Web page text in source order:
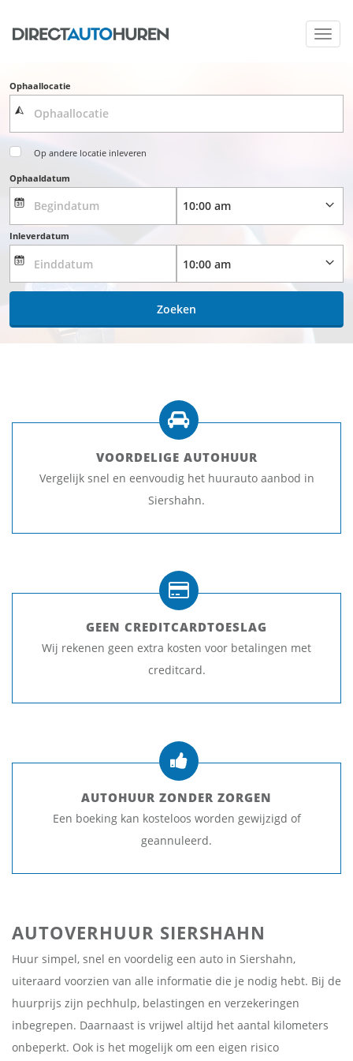
Ophaallocatie
Op andere locatie inleveren
Ophaaldatum
Inleverdatum
Zoeken
VOORDELIGE AUTOHUUR
Vergelijk snel en eenvoudig het huurauto aanbod in
Siershahn.
GEEN CREDITCARDTOESLAG
Wij rekenen geen extra kosten voor betalingen met
creditcard.
AUTOHUUR ZONDER ZORGEN
Een boeking kan kosteloos worden gewijzigd of
geannuleerd.
AUTOVERHUUR SIERSHAHN
Huur simpel, snel en voordelig een auto in Siershahn,
uiteraard voorzien van alle informatie die je nodig hebt. Bij de
huurprijs zijn pechhulp, belastingen en verzekeringen
inbegrepen. Daarnaast is vrijwel altijd het aantal kilometers
onbeperkt. Ook is het mogelijk om een eigen risico